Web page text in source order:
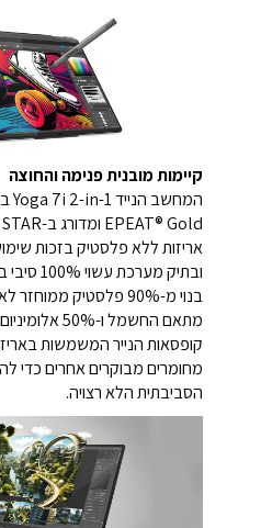
קיימות מובנית פנימה והחוצה
אריזות ללא פלסטיק בזכות
ובתיק
בנוי מ-90% פלסטיק
מתאם החשמל ו-
מחומרים מבוקרים אחרים כדי
הסביבתית הלא רצויה.